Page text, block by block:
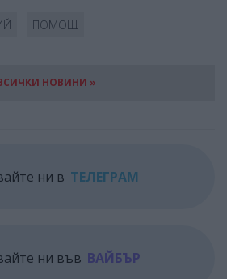
ПОМОЩ
НОВИНИ »
ни в ТЕЛЕГРАМ
ни във ВАЙБЪР